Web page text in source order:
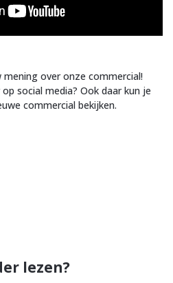
over onze commercial!
social media? Ook daar kun je
commercial bekijken.
lezen?